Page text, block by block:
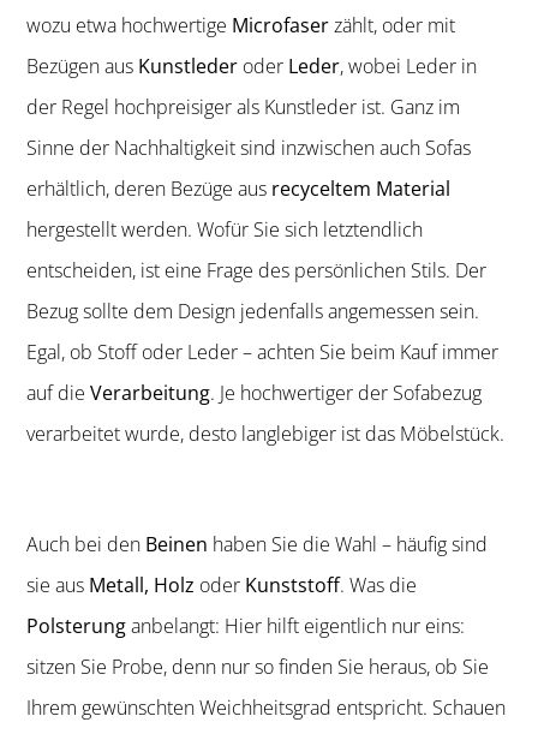
wozu etwa hochwertige Microfaserzählt, oder mit
Bezügen aus Kunstleder oder Leder, wobei Leder in
der Regel hochpreisiger als Kunstleder ist. Ganz im
Sinne der Nachhaltigkeit sind inzwischen auch Sofas
erhältlich, deren Bezüge aus recyceltem Material
hergestellt werden. Wofür Sie sich letztendlich
entscheiden, ist eine Frage des persönlichen Stils. Der
Bezug sollte dem Design jedenfalls angemessen sein.
Egal, ob Stoff oder Leder – achten Sie beim Kauf immer
auf dieVerarbeitung. Je hochwertiger der Sofabezug
verarbeitet wurde, desto langlebiger ist das Möbelstück.
Auch bei den Beinen haben Sie die Wahl – häufig sind
sie aus Metall, Holz oder Kunststoff. Was die
Polsterunganbelangt: Hier hilft eigentlich nur eins:
sitzen Sie Probe, denn nur so finden Sie heraus, ob Sie
Ihrem gewünschten Weichheitsgrad entspricht. Schauen